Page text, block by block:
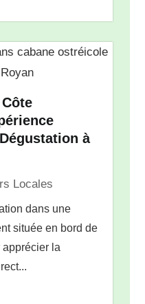
à
Locales
dans une
située en bord de
la